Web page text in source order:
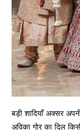
बड़ी शादियाँ अक्सर
अविका गोर का दिल